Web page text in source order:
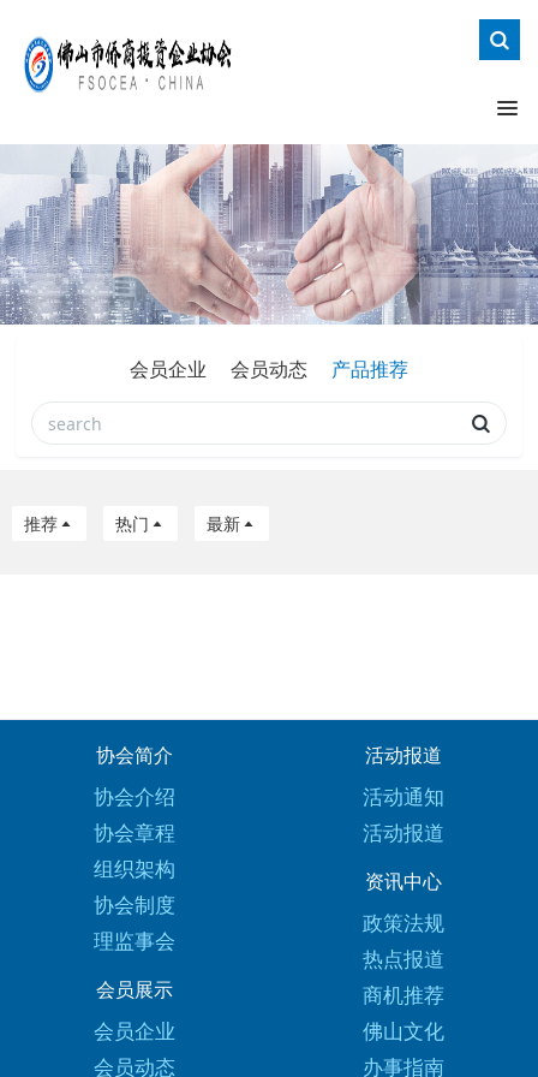
会员企业 会员动态 产品推荐
推荐 热门 最新
协会简介
协会介绍
协会章程
组织架构
协会制度
理监事会
活动报道
活动通知
活动报道
资讯中心
政策法规
热点报道
商机推荐
佛山文化
办事指南
会员展示
会员企业
会员动态